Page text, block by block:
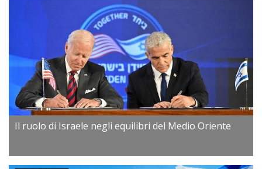
Il ruolo di Israele negli equilibri del Medio Oriente